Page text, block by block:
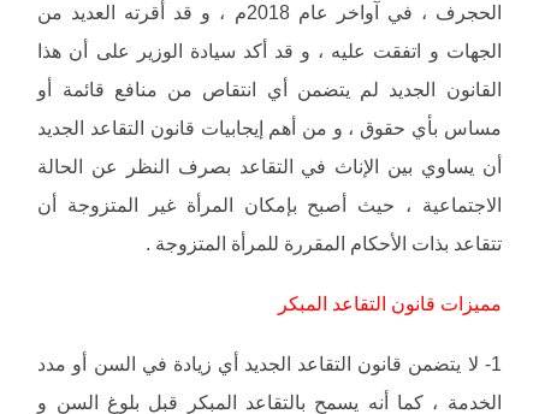
الحجرف ، في آواخر عام 2018م ، و قد أقرته العديد من
الجهات و اتفقت عليه ، و قد أكد سيادة الوزير على أن هذا
القانون الجديد لم يتضمن أي انتقاص من منافع قائمة أو
مساس بأي حقوق ، و من أهم إيجابيات قانون التقاعد الجديد
أن يساوي بين الإناث في التقاعد بصرف النظر عن الحالة
الاجتماعية ، حيث أصبح بإمكان المرأة غير المتزوجة أن
تتقاعد بذات الأحكام المقررة للمرأة المتزوجة .
مميزات قانون التقاعد المبكر
1- لا يتضمن قانون التقاعد الجديد أي زيادة في السن أو مدد
الخدمة ، كما أنه يسمح بالتقاعد المبكر قبل بلوغ السن و